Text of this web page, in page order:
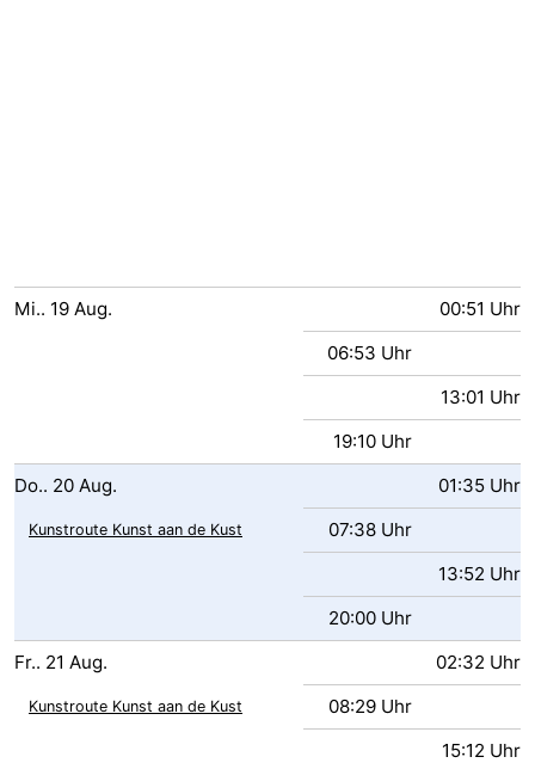
Sluis
-
Het
Zwin
Kontakt
Mi.. 19 Aug.
00:51 Uhr
06:53 Uhr
13:01 Uhr
19:10 Uhr
Do.. 20 Aug. 01:35 Uhr
Kunstroute Kunst aan de Kust
07:38 Uhr
13:52 Uhr
20:00 Uhr
Fr.. 21 Aug. 02:32 Uhr
Kunstroute Kunst aan de Kust
08:29 Uhr
15:12 Uhr